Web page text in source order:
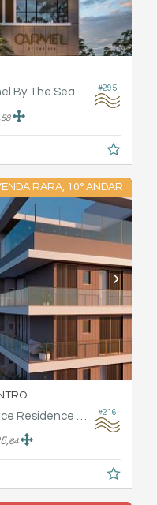
#295
By The Sea
58
RARA, 10° ANDAR
#216
64